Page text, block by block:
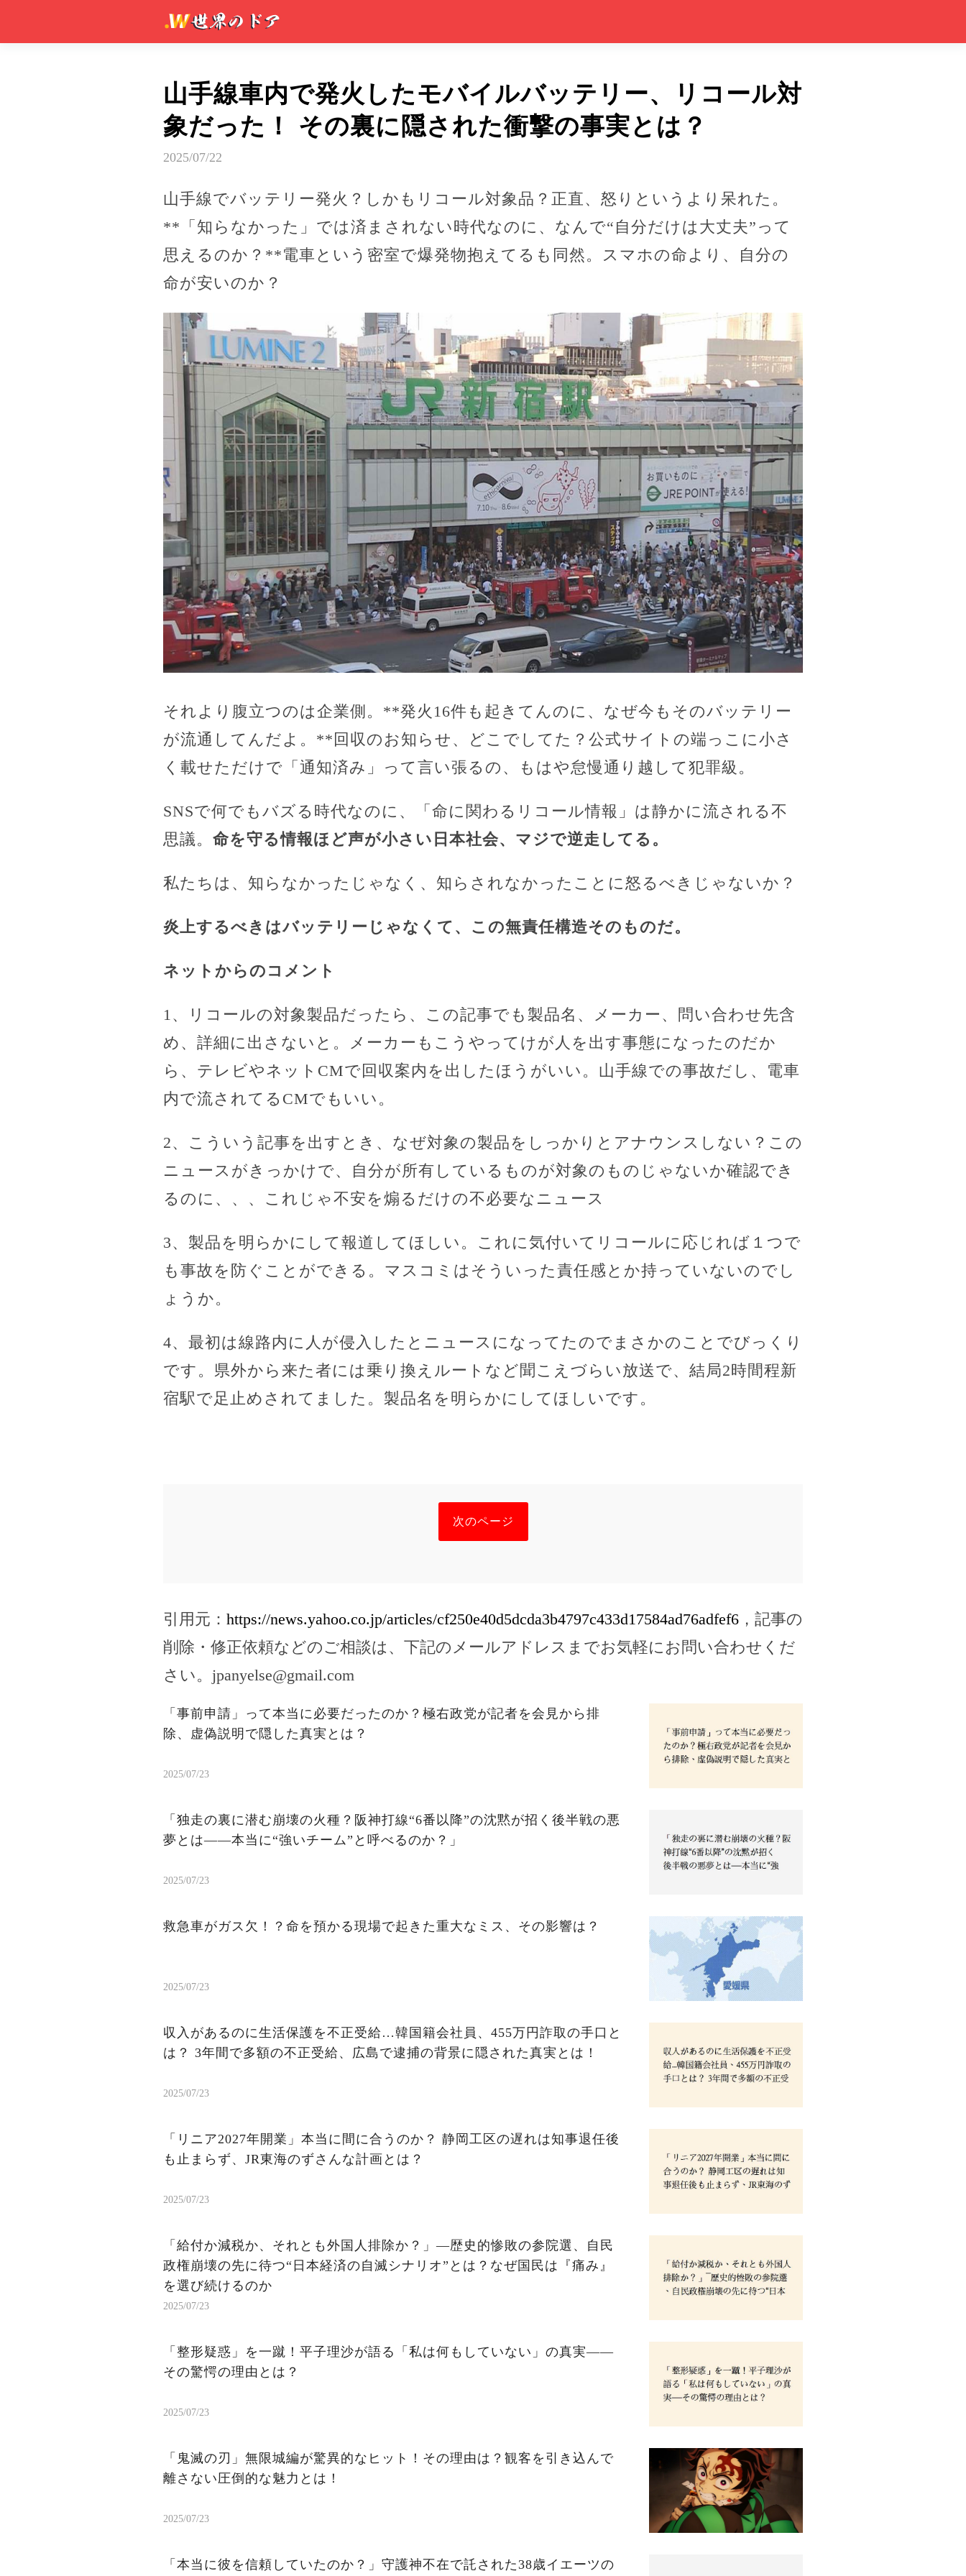
山手線車内で発火したモバイルバッテリー、リコール対
象だった！ その裏に隠された衝撃の事実とは？
2025/07/22
山手線でバッテリー発火？しかもリコール対象品？正直、怒りというより呆れた。
**「知らなかった」では済まされない時代なのに、なんで“自分だけは大丈夫”って
思えるのか？**電車という密室で爆発物抱えてるも同然。スマホの命より、自分の
命が安いのか？
それより腹立つのは企業側。**発火16件も起きてんのに、なぜ今もそのバッテリー
が流通してんだよ。**回収のお知らせ、どこでしてた？公式サイトの端っこに小さ
く載せただけで「通知済み」って言い張るの、もはや怠慢通り越して犯罪級。
SNSで何でもバズる時代なのに、「命に関わるリコール情報」は静かに流される不
思議。 命を守る情報ほど声が小さい日本社会、マジで逆走してる。
私たちは、知らなかったじゃなく、知らされなかったことに怒るべきじゃないか？
炎上するべきはバッテリーじゃなくて、この無責任構造そのものだ。
ネットからのコメント
1、リコールの対象製品だったら、この記事でも製品名、メーカー、問い合わせ先含
め、詳細に出さないと。メーカーもこうやってけが人を出す事態になったのだか
ら、テレビやネットCMで回収案内を出したほうがいい。山手線での事故だし、電車
内で流されてるCMでもいい。
2、こういう記事を出すとき、なぜ対象の製品をしっかりとアナウンスしない？この
ニュースがきっかけで、自分が所有しているものが対象のものじゃないか確認でき
るのに、、、これじゃ不安を煽るだけの不必要なニュース
3、製品を明らかにして報道してほしい。これに気付いてリコールに応じれば１つで
も事故を防ぐことができる。マスコミはそういった責任感とか持っていないのでし
ょうか。
4、最初は線路内に人が侵入したとニュースになってたのでまさかのことでびっくり
です。県外から来た者には乗り換えルートなど聞こえづらい放送で、結局2時間程新
宿駅で足止めされてました。製品名を明らかにしてほしいです。
次のページ
引用元： https://news.yahoo.co.jp/articles/cf250e40d5dcda3b4797c433d17584ad76adfef6 ，記事の
削除・修正依頼などのご相談は、下記のメールアドレスまでお気軽にお問い合わせくだ
さい。 jpanyelse@gmail.com
「事前申請」って本当に必要だったのか？極右政党が記者を会見から排
除、虚偽説明で隠した真実とは？
2025/07/23
「独走の裏に潜む崩壊の火種？阪神打線“6番以降”の沈黙が招く後半戦の悪
夢とは——本当に“強いチーム”と呼べるのか？」
2025/07/23
救急車がガス欠！？命を預かる現場で起きた重大なミス、その影響は？
2025/07/23
収入があるのに生活保護を不正受給…韓国籍会社員、455万円詐取の手口と
は？ 3年間で多額の不正受給、広島で逮捕の背景に隠された真実とは！
2025/07/23
「リニア2027年開業」本当に間に合うのか？ 静岡工区の遅れは知事退任後
も止まらず、JR東海のずさんな計画とは？
2025/07/23
「給付か減税か、それとも外国人排除か？」―歴史的惨敗の参院選、自民
政権崩壊の先に待つ“日本経済の自滅シナリオ”とは？なぜ国民は『痛み』
を選び続けるのか
2025/07/23
「整形疑惑」を一蹴！平子理沙が語る「私は何もしていない」の真実——
その驚愕の理由とは？
2025/07/23
「鬼滅の刃」無限城編が驚異的なヒット！その理由は？観客を引き込んで
離さない圧倒的な魅力とは！
2025/07/23
「本当に彼を信頼していたのか？」守護神不在で託された38歳イエーツの